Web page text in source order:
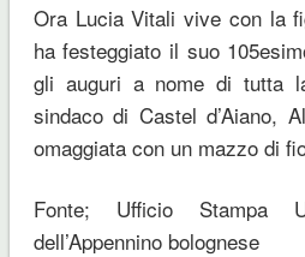
Ora Lucia Vitali vive con la
ha festeggiato il suo
gli auguri a nome di tutta
sindaco di Castel d’Aiano,
omaggiata con un mazzo di
Fonte; Ufficio Stampa
dell’Appennino bolognese